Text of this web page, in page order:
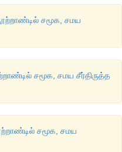
சமூக, சமய
சமூக, சமய சீர்திருத்த
சமூக, சமய